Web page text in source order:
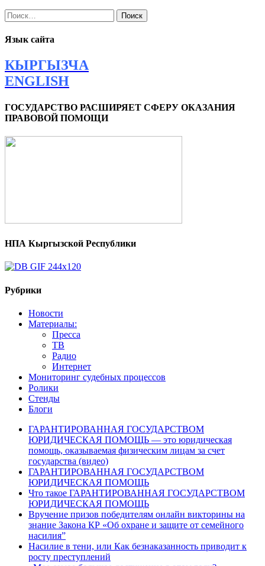
Найти:
Язык сайта
КЫРГЫЗЧА
ENGLISH
ГОСУДАРСТВО РАСШИРЯЕТ СФЕРУ ОКАЗАНИЯ
ПРАВОВОЙ ПОМОЩИ
НПА Кыргызской Республики
Рубрики
Новости
Материалы:
Пресса
ТВ
Радио
Интернет
Мониторинг судебных процессов
Ролики
Стенды
Блоги
ГАРАНТИРОВАННАЯ ГОСУДАРСТВОМ
ЮРИДИЧЕСКАЯ ПОМОЩЬ — это юридическая
помощь, оказываемая физическим лицам за счет
государства (видео)
ГАРАНТИРОВАННАЯ ГОСУДАРСТВОМ
ЮРИДИЧЕСКАЯ ПОМОЩЬ
Что такое ГАРАНТИРОВАННАЯ ГОСУДАРСТВОМ
ЮРИДИЧЕСКАЯ ПОМОЩЬ
Вручение призов победителям онлайн викторины на
знание Закона КР «Об охране и защите от семейного
насилия”
Насилие в тени, или Как безнаказанность приводит к
росту преступлений